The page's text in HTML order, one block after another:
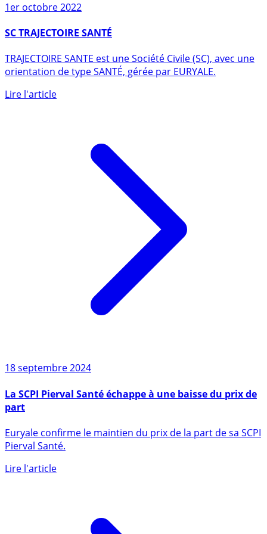
1er octobre 2022
SC TRAJECTOIRE SANTÉ
orientation de type SANTÉ, gérée par EURYALE.
18 septembre 2024
La SCPI Pierval Santé échappe à une baisse du prix de
part
Pierval Santé.